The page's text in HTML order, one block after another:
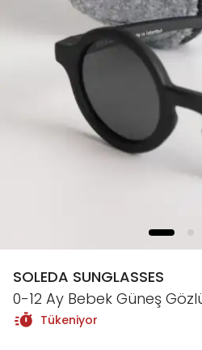
SOLEDA SUNGLASSES
0-12 Ay Bebek Güneş
Tükeniyor